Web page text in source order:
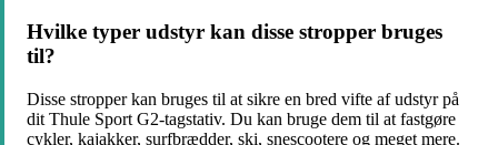
Hvilke typer udstyr kan disse stropper bruges
til?
Disse stropper kan bruges til at sikre en bred vifte af udstyr på
dit Thule Sport G2-tagstativ. Du kan bruge dem til at fastgøre
cykler, kajakker, surfbrædder, ski, snescootere og meget mere.